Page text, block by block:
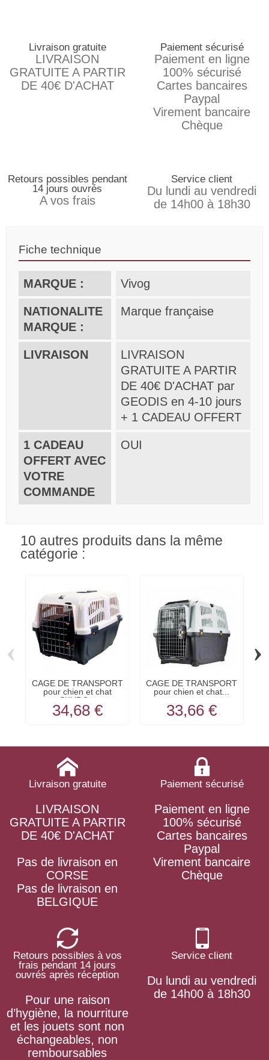
Livraison gratuite
LIVRAISON
GRATUITE A PARTIR
DE 40€ D'ACHAT
Paiement sécurisé
Paiement en ligne
100% sécurisé
Cartes bancaires
Paypal
Virement bancaire
Chèque
Retours possibles pendant
14 jours ouvrés
A vos frais
Service client
Du lundi au vendredi
de 14h00 à 18h30
Fiche technique
MARQUE : Vivog
NATIONALITE
MARQUE :
Marque française
LIVRAISON
LIVRAISON
GRATUITE A PARTIR
DE 40€ D'ACHAT par
GEODIS en 4-10 jours
+ 1 CADEAU OFFERT
1 CADEAU
OFFERT AVEC
VOTRE
COMMANDE
OUI
10 autres produits dans la même
catégorie :
CAGE DE TRANSPORT
pour chien et chat
SKUDO...
34,68 €
CAGE DE TRANSPORT
pour chien et chat...
33,66 €
‹ ›
Livraison gratuite
LIVRAISON
GRATUITE A PARTIR
DE 40€ D'ACHAT
Pas de livraison en
CORSE
Pas de livraison en
BELGIQUE
Paiement sécurisé
Paiement en ligne
100% sécurisé
Cartes bancaires
Paypal
Virement bancaire
Chèque
Retours possibles à vos
frais pendant 14 jours
ouvrés après réception
Pour une raison
d’hygiène, la nourriture
et les jouets sont non
échangeables, non
remboursables
Service client
Du lundi au vendredi
de 14h00 à 18h30